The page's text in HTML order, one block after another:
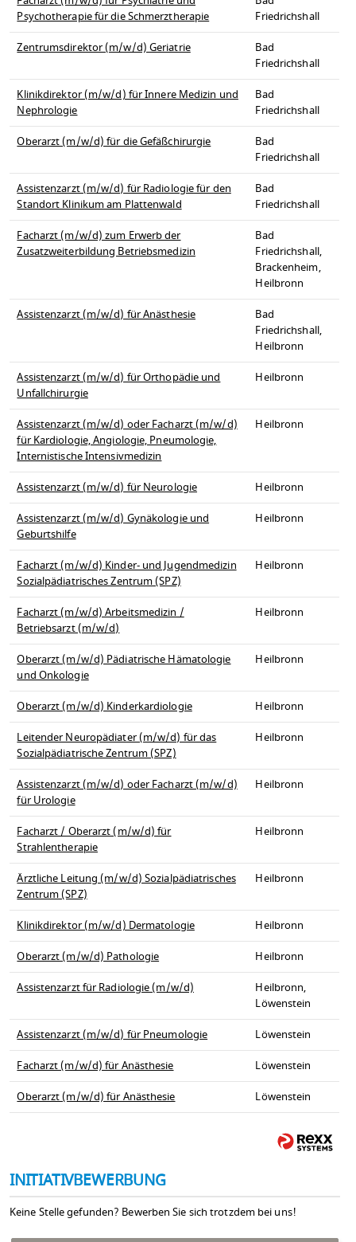
Psychotherapie für die Schmerztherapie
Friedrichshall
Zentrumsdirektor (m/w/d) Geriatrie
Bad
Friedrichshall
Klinikdirektor (m/w/d) für Innere Medizin und
Nephrologie
Bad
Friedrichshall
Oberarzt (m/w/d) für die Gefäßchirurgie
Bad
Friedrichshall
Assistenzarzt (m/w/d) für Radiologie für den
Standort Klinikum am Plattenwald
Bad
Friedrichshall
Facharzt (m/w/d) zum Erwerb der
Zusatzweiterbildung Betriebsmedizin
Bad
Friedrichshall,
Brackenheim,
Heilbronn
Assistenzarzt (m/w/d) für Anästhesie
Bad
Friedrichshall,
Heilbronn
Assistenzarzt (m/w/d) für Orthopädie und
Unfallchirurgie
Heilbronn
Assistenzarzt (m/w/d) oder Facharzt (m/w/d)
für Kardiologie, Angiologie, Pneumologie,
Internistische Intensivmedizin
Heilbronn
Assistenzarzt (m/w/d) für Neurologie
Heilbronn
Assistenzarzt (m/w/d) Gynäkologie und
Geburtshilfe
Heilbronn
Facharzt (m/w/d) Kinder- und Jugendmedizin
Sozialpädiatrisches Zentrum (SPZ)
Heilbronn
Facharzt (m/w/d) Arbeitsmedizin /
Betriebsarzt (m/w/d)
Heilbronn
Oberarzt (m/w/d) Pädiatrische Hämatologie
und Onkologie
Heilbronn
Oberarzt (m/w/d) Kinderkardiologie
Heilbronn
Leitender Neuropädiater (m/w/d) für das
Sozialpädiatrische Zentrum (SPZ)
Heilbronn
Assistenzarzt (m/w/d) oder Facharzt (m/w/d)
für Urologie
Heilbronn
Facharzt / Oberarzt (m/w/d) für
Strahlentherapie
Heilbronn
Ärztliche Leitung (m/w/d) Sozialpädiatrisches
Zentrum (SPZ)
Heilbronn
Klinikdirektor (m/w/d) Dermatologie
Heilbronn
Oberarzt (m/w/d) Pathologie
Heilbronn
Assistenzarzt für Radiologie (m/w/d)
Heilbronn,
Löwenstein
Assistenzarzt (m/w/d) für Pneumologie
Löwenstein
Facharzt (m/w/d) für Anästhesie
Löwenstein
Oberarzt (m/w/d) für Anästhesie
Löwenstein
INITIATIVBEWERBUNG
Keine Stelle gefunden? Bewerben Sie sich trotzdem bei uns!